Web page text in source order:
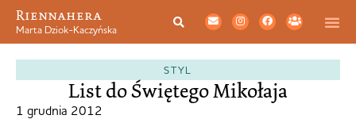
Riennahera
Marta Dziok-Kaczyńska
STYL
List do Świętego Mikołaja
1 grudnia 2012